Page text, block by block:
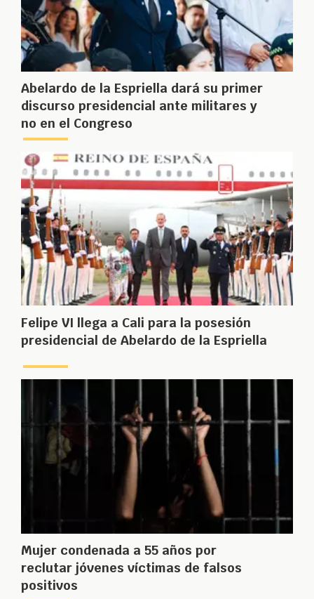
Abelardo de la Espriella dará su primer
discurso presidencial ante militares y
no en el Congreso
Felipe VI llega a Cali para la posesión
presidencial de Abelardo de la Espriella
Mujer condenada a 55 años por
reclutar jóvenes víctimas de falsos
positivos